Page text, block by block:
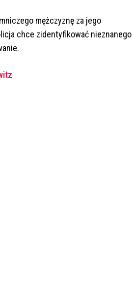
mężczyznę za jego
chce zidentyfikować nieznanego